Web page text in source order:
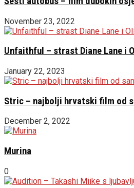
November 23, 2022
Unfaithful – strast Diane Lane i
January 22, 2023
Stric – najbolji hrvatski film od
December 2, 2022
Murina
0